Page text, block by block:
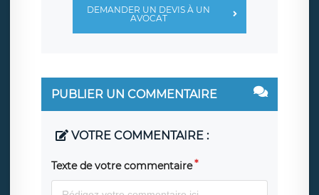
DEMANDER UN DEVIS À UN
AVOCAT
PUBLIER UN COMMENTAIRE
VOTRE COMMENTAIRE :
Texte de votre commentaire